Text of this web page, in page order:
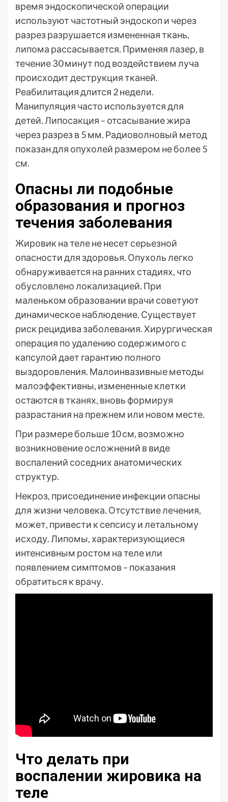
время эндоскопической операции
используют частотный эндоскоп и через
разрез разрушается измененная ткань,
липома рассасывается. Применяя лазер, в
течение З0 минут под воздействием луча
происходит деструкция тканей.
Реабилитация длится 2 недели.
Манипуляция часто используется для
детей. Липосакция – отсасывание жира
через разрез в 5 мм. Радиоволновый метод
показан для опухолей размером не более 5
см.
Опасны ли подобные
образования и прогноз
течения заболевания
Жировик на теле не несет серьезной
опасности для здоровья. Опухоль легко
обнаруживается на ранних стадиях, что
обусловлено локализацией. При
маленьком образовании врачи советуют
динамическое наблюдение. Существует
риск рецидива заболевания. Хирургическая
операция по удалению содержимого с
капсулой дает гарантию полного
выздоровления. Малоинвазивные методы
малоэффективны, измененные клетки
остаются в тканях, вновь формируя
разрастания на прежнем или новом месте.
При размере больше 10 см, возможно
возникновение осложнений в виде
воспалений соседних анатомических
структур.
Некроз, присоединение инфекции опасны
для жизни человека. Отсутствие лечения,
может, привести к сепсису и летальному
исходу. Липомы, характеризующиеся
интенсивным ростом на теле или
появлением симптомов – показания
обратиться к врачу.
Что делать при
воспалении жировика на
теле